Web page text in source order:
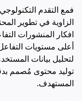
فمع التقدم
الزاوية في تطوير
افكار المنشورات
أعلى مستويات
لتحليل بيانات
توليد محتوى مُصمم
المستهدف.